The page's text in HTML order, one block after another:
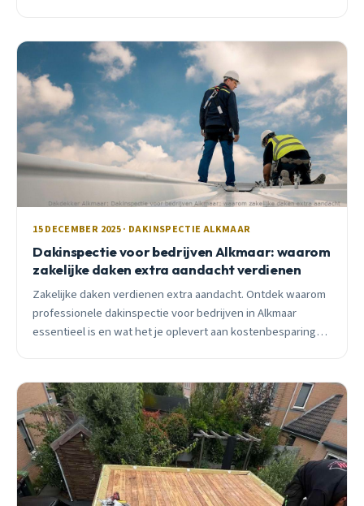
15 DECEMBER 2025 · DAKINSPECTIE ALKMAAR
Dakinspectie voor bedrijven Alkmaar: waarom
zakelijke daken extra aandacht verdienen
Zakelijke daken verdienen extra aandacht. Ontdek waarom
professionele dakinspectie voor bedrijven in Alkmaar
essentieel is en wat het je oplevert aan kostenbesparing